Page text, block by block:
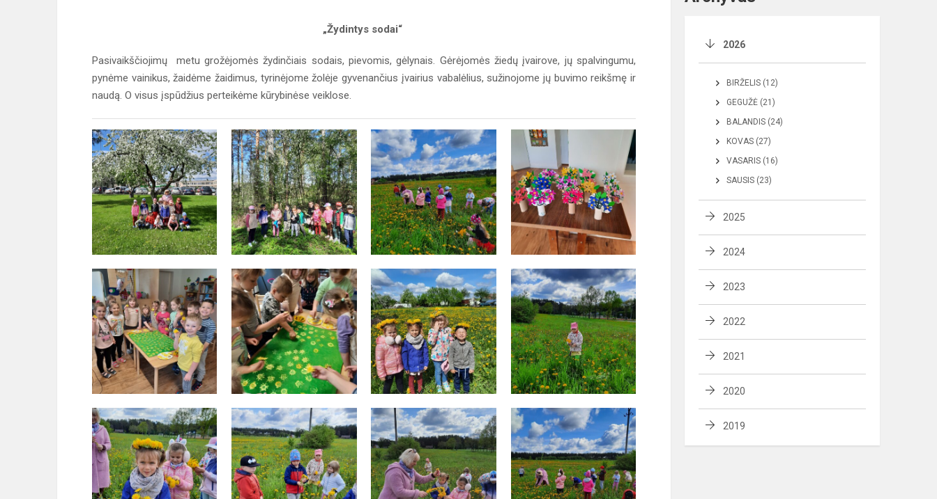
„Žydintys sodai“
Pasivaikščiojimų metu grožėjomės žydinčiais sodais, pievomis, gėlynais. Gėrėjomės žiedų įvairove, jų spalvingumu,
pynėme vainikus, žaidėme žaidimus, tyrinėjome žolėje gyvenančius įvairius vabalėlius, sužinojome jų buvimo reikšmę ir
naudą. O visus įspūdžius perteikėme kūrybinėse veiklose.
2026
BIRŽELIS (12)
GEGUŽĖ (21)
BALANDIS (24)
KOVAS (27)
VASARIS (16)
SAUSIS (23)
2025
2024
2023
2022
2021
2020
2019